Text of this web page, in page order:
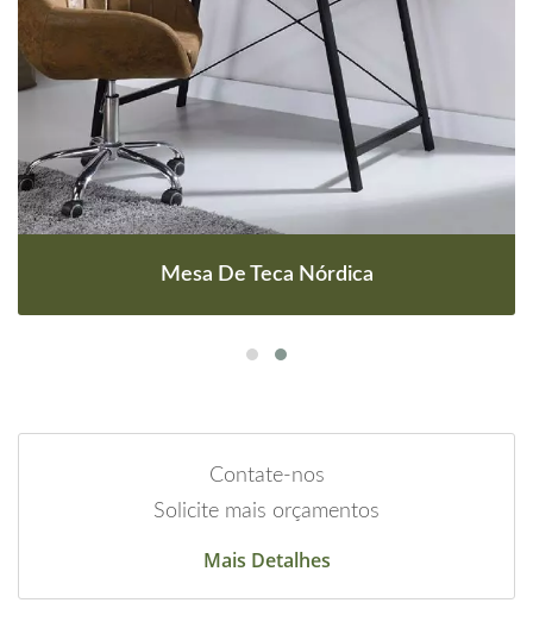
Mesa De Teca Nórdica
Contate-nos
Solicite mais orçamentos
Mais Detalhes